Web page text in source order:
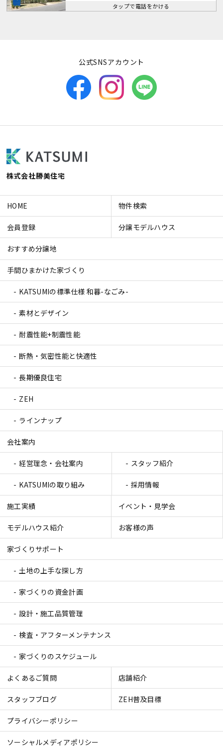
タップで電話をかける
公式SNSアカウント
株式会社勝美住宅
HOME 物件検索
会員登録 分譲モデルハウス
おすすめ分譲地
手間ひまかけた家づくり
KATSUMIの標準仕様 和暮-なごみ-
素材とデザイン
耐震性能+制震性能
断熱・気密性能と快適性
長期優良住宅
ZEH
ラインナップ
会社案内
経営理念・会社案内 スタッフ紹介
KATSUMIの取り組み 採用情報
施工実績 イベント・見学会
モデルハウス紹介 お客様の声
家づくりサポート
土地の上手な探し方
家づくりの資金計画
設計・施工品質管理
検査・アフターメンテナンス
家づくりのスケジュール
よくあるご質問 店舗紹介
スタッフブログ ZEH普及目標
プライバシーポリシー
ソーシャルメディアポリシー